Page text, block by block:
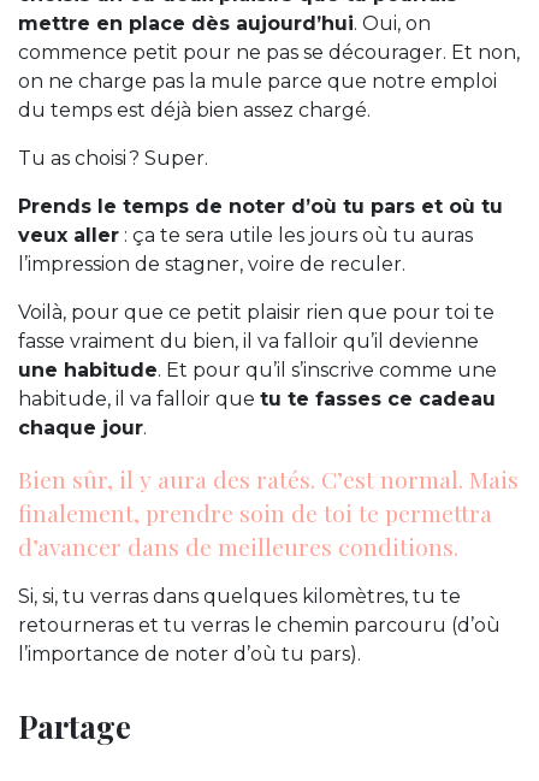
mettre en place dès aujourd’hui. Oui, on
commence petit pour ne pas se décourager. Et non,
on ne charge pas la mule parce que notre emploi
du temps est déjà bien assez chargé.
Tu as choisi ? Super.
Prends le temps de noter d’où tu pars et où tu
veux aller : ça te sera utile les jours où tu auras
l’impression de stagner, voire de reculer.
Voilà, pour que ce petit plaisir rien que pour toi te
fasse vraiment du bien, il va falloir qu’il devienne
une habitude. Et pour qu’il s’inscrive comme une
habitude, il va falloir que tu te fasses ce cadeau
chaque jour.
Bien sûr, il y aura des ratés. C’est normal. Mais
finalement, prendre soin de toi te permettra
d’avancer dans de meilleures conditions.
Si, si, tu verras dans quelques kilomètres, tu te
retourneras et tu verras le chemin parcouru (d’où
l’importance de noter d’où tu pars).
Partage